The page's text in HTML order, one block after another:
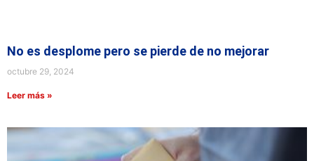
No es desplome pero se pierde de no mejorar
octubre 29, 2024
Leer más »